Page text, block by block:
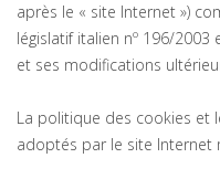
après le « site Internet »)
législatif italien nº 196/
et ses modifications
La politique des cookies et
adoptés par le site Internet